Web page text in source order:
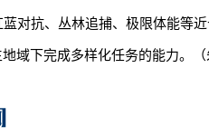
对抗、丛林追捕、极限体能等
域下完成多样化任务的能力。